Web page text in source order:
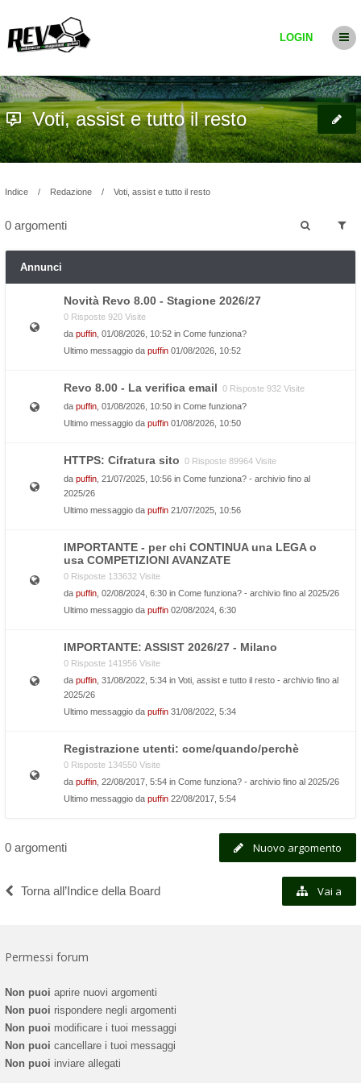
LOGIN
Voti, assist e tutto il resto
Indice Redazione Voti, assist e tutto il resto
0 argomenti
Annunci
Novità Revo 8.00 - Stagione 2026/27
0 Risposte 920 Visite
da puffin , 01/08/2026, 10:52 in Come funziona?
Ultimo messaggio da puffin 01/08/2026, 10:52
Revo 8.00 - La verifica email 0 Risposte 932 Visite
da puffin , 01/08/2026, 10:50 in Come funziona?
Ultimo messaggio da puffin 01/08/2026, 10:50
HTTPS: Cifratura sito 0 Risposte 89964 Visite
da puffin , 21/07/2025, 10:56 in Come funziona? - archivio fino al
2025/26
Ultimo messaggio da puffin 21/07/2025, 10:56
IMPORTANTE - per chi CONTINUA una LEGA o
usa COMPETIZIONI AVANZATE
0 Risposte 133632 Visite
da puffin , 02/08/2024, 6:30 in Come funziona? - archivio fino al 2025/26
Ultimo messaggio da puffin 02/08/2024, 6:30
IMPORTANTE: ASSIST 2026/27 - Milano
0 Risposte 141956 Visite
da puffin , 31/08/2022, 5:34 in Voti, assist e tutto il resto - archivio fino al
2025/26
Ultimo messaggio da puffin 31/08/2022, 5:34
Registrazione utenti: come/quando/perchè
0 Risposte 134550 Visite
da puffin , 22/08/2017, 5:54 in Come funziona? - archivio fino al 2025/26
Ultimo messaggio da puffin 22/08/2017, 5:54
Nuovo argomento
0 argomenti
Torna all’Indice della Board Vai a
Permessi forum
Non puoi aprire nuovi argomenti
Non puoi rispondere negli argomenti
Non puoi modificare i tuoi messaggi
Non puoi cancellare i tuoi messaggi
Non puoi inviare allegati